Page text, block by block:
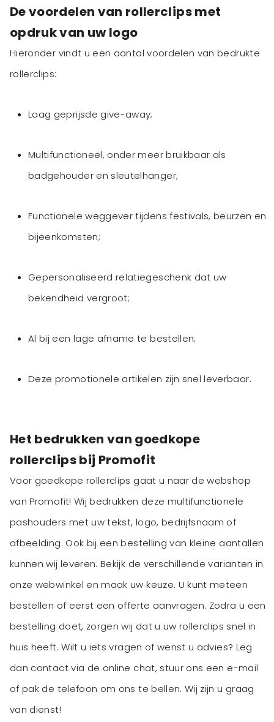
De voordelen van rollerclips met
opdruk van uw logo
Hieronder vindt u een aantal voordelen van bedrukte
rollerclips:
Laag geprijsde give-away;
Multifunctioneel, onder meer bruikbaar als
badgehouder en sleutelhanger;
Functionele weggever tijdens festivals, beurzen en
bijeenkomsten;
Gepersonaliseerd relatiegeschenk dat uw
bekendheid vergroot;
Al bij een lage afname te bestellen;
Deze promotionele artikelen zijn snel leverbaar.
Het bedrukken van goedkope
rollerclips bij Promofit
Voor goedkope rollerclips gaat u naar de webshop
van Promofit! Wij bedrukken deze multifunctionele
pashouders met uw tekst, logo, bedrijfsnaam of
afbeelding. Ook bij een bestelling van kleine aantallen
kunnen wij leveren. Bekijk de verschillende varianten in
onze webwinkel en maak uw keuze. U kunt meteen
bestellen of eerst een offerte aanvragen. Zodra u een
bestelling doet, zorgen wij dat u uw rollerclips snel in
huis heeft. Wilt u iets vragen of wenst u advies? Leg
dan contact via de online chat, stuur ons een e-mail
of pak de telefoon om ons te bellen. Wij zijn u graag
van dienst!